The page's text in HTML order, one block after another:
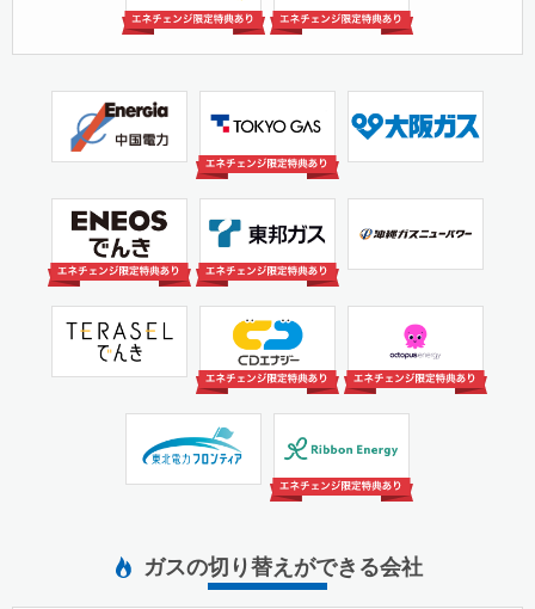
中国電力 東京ガス株式会社 大阪ガス株式会社
ENEOS Power株式会社 東邦ガス株式会社
株式会社沖縄ガスニュー
パワー
株式会社エネクスライフ
サービス
株式会社CDエナジーダ
イレクト
TGオクトパスエナジー
東北電力フロンティア株
式会社
株式会社リボンエナジー
ガスの切り替えができる会社